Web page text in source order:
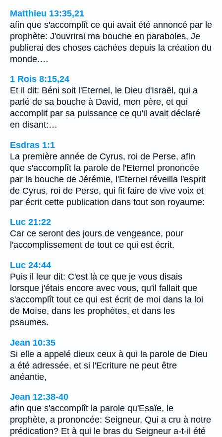
Matthieu 13:35,21
afin que s'accomplît ce qui avait été annoncé par le
prophète: J'ouvrirai ma bouche en paraboles, Je
publierai des choses cachées depuis la création du
monde.…
1 Rois 8:15,24
Et il dit: Béni soit l'Eternel, le Dieu d'Israël, qui a
parlé de sa bouche à David, mon père, et qui
accomplit par sa puissance ce qu'il avait déclaré
en disant:…
Esdras 1:1
La première année de Cyrus, roi de Perse, afin
que s'accomplît la parole de l'Eternel prononcée
par la bouche de Jérémie, l'Eternel réveilla l'esprit
de Cyrus, roi de Perse, qui fit faire de vive voix et
par écrit cette publication dans tout son royaume:
Luc 21:22
Car ce seront des jours de vengeance, pour
l'accomplissement de tout ce qui est écrit.
Luc 24:44
Puis il leur dit: C'est là ce que je vous disais
lorsque j'étais encore avec vous, qu'il fallait que
s'accomplît tout ce qui est écrit de moi dans la loi
de Moïse, dans les prophètes, et dans les
psaumes.
Jean 10:35
Si elle a appelé dieux ceux à qui la parole de Dieu
a été adressée, et si l'Ecriture ne peut être
anéantie,
Jean 12:38-40
afin que s'accomplît la parole qu'Esaïe, le
prophète, a prononcée: Seigneur, Qui a cru à notre
prédication? Et à qui le bras du Seigneur a-t-il été